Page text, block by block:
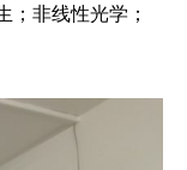
；非线性光学；